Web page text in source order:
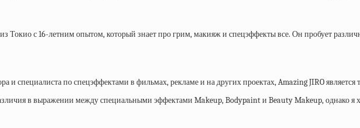
с 16-летним опытом, который знает про грим, макияж и спецэффекты все. Он пробует
и специалиста по спецэффектами в фильмах, рекламе и на других проектах, Amazing JIRO
в выражении между специальными эффектами Makeup, Bodypaint и Beauty Makeup, однако